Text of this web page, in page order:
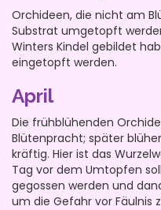
Orchideen, die nicht am
Substrat umgetopft
Winters Kindel gebildet
eingetopft werden.
April
Die frühblühenden
Blütenpracht; später
kräftig. Hier ist das
Tag vor dem Umtopfen
gegossen werden und
um die Gefahr vor Fäulnis